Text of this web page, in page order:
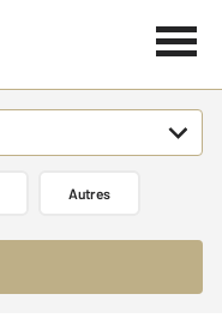
Autres